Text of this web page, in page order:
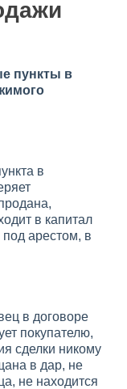
пункты в
в
в капитал
арестом, в
в договоре
покупателю,
сделки никому
в дар, не
не находится